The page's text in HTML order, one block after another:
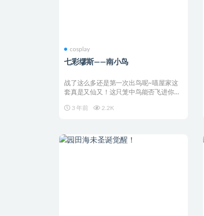
cosplay
七彩缪斯——南小鸟
战了这么多还是第一次出鸟呢~喵屋家这
套真是又仙又！这只笼中鸟能否飞进你心
3 年前
2.2K